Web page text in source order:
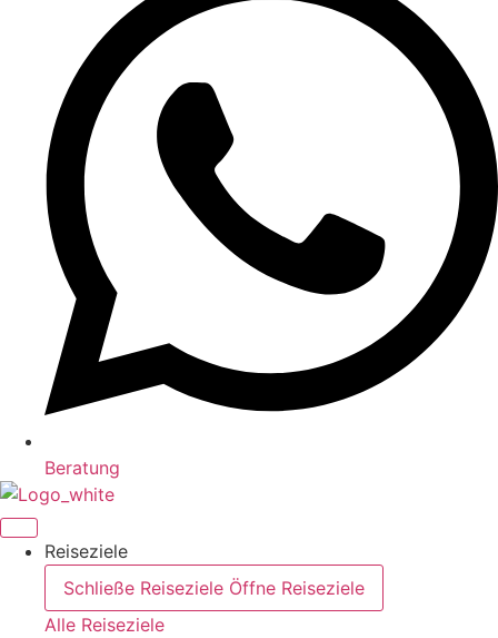
Beratung
Reiseziele
Schließe Reiseziele Öffne Reiseziele
Alle Reiseziele